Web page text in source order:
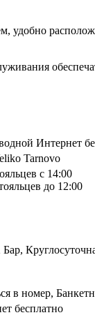
Интернет
Tarnovo
с 14:00
до 12:00
в номер,
бесплатно